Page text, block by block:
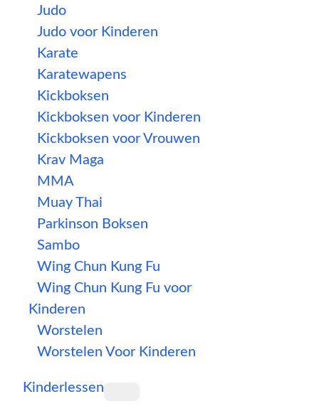
Judo
Judo voor Kinderen
Karate
Karatewapens
Kickboksen
Kickboksen voor Kinderen
Kickboksen voor Vrouwen
Krav Maga
MMA
Muay Thai
Parkinson Boksen
Sambo
Wing Chun Kung Fu
Wing Chun Kung Fu voor
Kinderen
Worstelen
Worstelen Voor Kinderen
Kinderlessen